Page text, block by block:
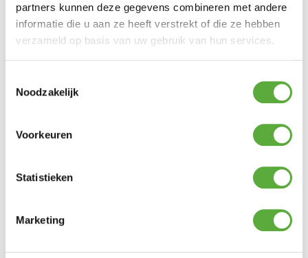
partners kunnen deze gegevens combineren met andere
informatie die u aan ze heeft verstrekt of die ze hebben
verzameld op basis van uw gebruik van hun services.
Noodzakelijk
Voorkeuren
Statistieken
Marketing
EAN
0665719127853